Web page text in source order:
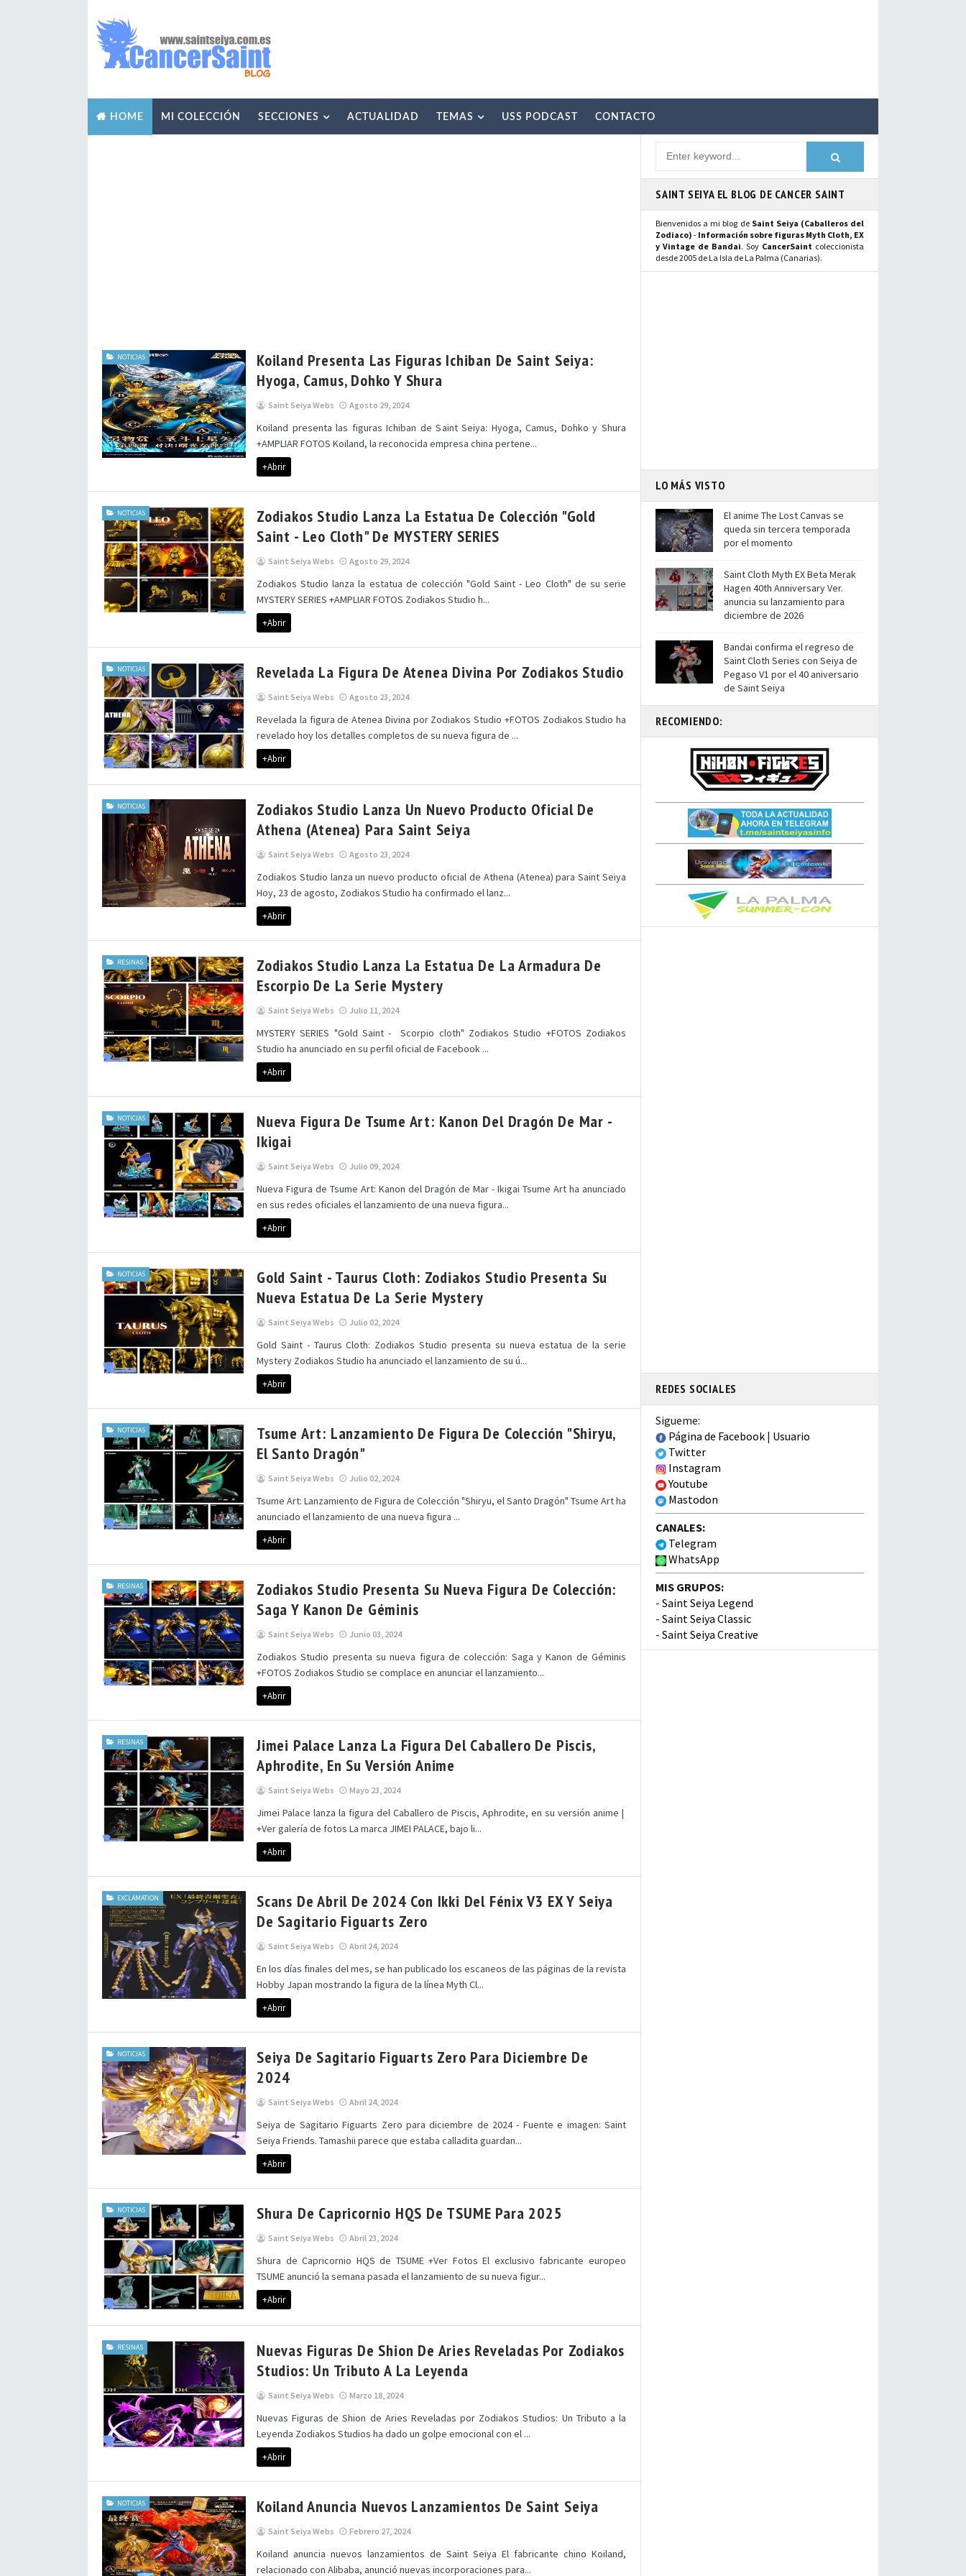
HOME MI COLECCIÓN SECCIONES ACTUALIDAD TEMAS USS PODCAST CONTACTO
NOTICIAS
Koiland Presenta Las Figuras Ichiban De Saint Seiya:
Hyoga, Camus, Dohko Y Shura
Saint Seiya Webs Agosto 29, 2024
Koiland presenta las figuras Ichiban de Saint Seiya: Hyoga, Camus, Dohko y Shura
+AMPLIAR FOTOS Koiland, la reconocida empresa china pertene...
+Abrir
NOTICIAS
Zodiakos Studio Lanza La Estatua De Colección "Gold
Saint - Leo Cloth" De MYSTERY SERIES
Saint Seiya Webs Agosto 29, 2024
Zodiakos Studio lanza la estatua de colección "Gold Saint - Leo Cloth" de su serie
MYSTERY SERIES +AMPLIAR FOTOS Zodiakos Studio h...
+Abrir
NOTICIAS Revelada La Figura De Atenea Divina Por Zodiakos Studio
Saint Seiya Webs Agosto 23, 2024
Revelada la figura de Atenea Divina por Zodiakos Studio +FOTOS Zodiakos Studio ha
revelado hoy los detalles completos de su nueva figura de ...
+Abrir
NOTICIAS
Zodiakos Studio Lanza Un Nuevo Producto Oficial De
Athena (Atenea) Para Saint Seiya
Saint Seiya Webs Agosto 23, 2024
Zodiakos Studio lanza un nuevo producto oficial de Athena (Atenea) para Saint Seiya
Hoy, 23 de agosto, Zodiakos Studio ha confirmado el lanz...
+Abrir
RESINAS
Zodiakos Studio Lanza La Estatua De La Armadura De
Escorpio De La Serie Mystery
Saint Seiya Webs Julio 11, 2024
MYSTERY SERIES "Gold Saint - Scorpio cloth" Zodiakos Studio +FOTOS Zodiakos
Studio ha anunciado en su perfil oficial de Facebook ...
+Abrir
NOTICIAS
Nueva Figura De Tsume Art: Kanon Del Dragón De Mar -
Ikigai
Saint Seiya Webs Julio 09, 2024
Nueva Figura de Tsume Art: Kanon del Dragón de Mar - Ikigai Tsume Art ha anunciado
en sus redes oficiales el lanzamiento de una nueva figura...
+Abrir
NOTICIAS
Gold Saint - Taurus Cloth: Zodiakos Studio Presenta Su
Nueva Estatua De La Serie Mystery
Saint Seiya Webs Julio 02, 2024
Gold Saint - Taurus Cloth: Zodiakos Studio presenta su nueva estatua de la serie
Mystery Zodiakos Studio ha anunciado el lanzamiento de su ú...
+Abrir
NOTICIAS
Tsume Art: Lanzamiento De Figura De Colección "Shiryu,
El Santo Dragón"
Saint Seiya Webs Julio 02, 2024
Tsume Art: Lanzamiento de Figura de Colección "Shiryu, el Santo Dragón" Tsume Art ha
anunciado el lanzamiento de una nueva figura ...
+Abrir
RESINAS
Zodiakos Studio Presenta Su Nueva Figura De Colección:
Saga Y Kanon De Géminis
Saint Seiya Webs Junio 03, 2024
Zodiakos Studio presenta su nueva figura de colección: Saga y Kanon de Géminis
+FOTOS Zodiakos Studio se complace en anunciar el lanzamiento...
+Abrir
RESINAS
Jimei Palace Lanza La Figura Del Caballero De Piscis,
Aphrodite, En Su Versión Anime
Saint Seiya Webs Mayo 23, 2024
Jimei Palace lanza la figura del Caballero de Piscis, Aphrodite, en su versión anime |
+Ver galería de fotos La marca JIMEI PALACE, bajo li...
+Abrir
EXCLAMATION
Scans De Abril De 2024 Con Ikki Del Fénix V3 EX Y Seiya
De Sagitario Figuarts Zero
Saint Seiya Webs Abril 24, 2024
En los días finales del mes, se han publicado los escaneos de las páginas de la revista
Hobby Japan mostrando la figura de la línea Myth Cl...
+Abrir
NOTICIAS
Seiya De Sagitario Figuarts Zero Para Diciembre De
2024
Saint Seiya Webs Abril 24, 2024
Seiya de Sagitario Figuarts Zero para diciembre de 2024 - Fuente e imagen: Saint
Seiya Friends. Tamashii parece que estaba calladita guardan...
+Abrir
NOTICIAS Shura De Capricornio HQS De TSUME Para 2025
Saint Seiya Webs Abril 23, 2024
Shura de Capricornio HQS de TSUME +Ver Fotos El exclusivo fabricante europeo
TSUME anunció la semana pasada el lanzamiento de su nueva figur...
+Abrir
RESINAS
Nuevas Figuras De Shion De Aries Reveladas Por Zodiakos
Studios: Un Tributo A La Leyenda
Saint Seiya Webs Marzo 18, 2024
Nuevas Figuras de Shion de Aries Reveladas por Zodiakos Studios: Un Tributo a la
Leyenda Zodiakos Studios ha dado un golpe emocional con el ...
+Abrir
NOTICIAS Koiland Anuncia Nuevos Lanzamientos De Saint Seiya
Saint Seiya Webs Febrero 27, 2024
Koiland anuncia nuevos lanzamientos de Saint Seiya El fabricante chino Koiland,
relacionado con Alibaba, anunció nuevas incorporaciones para...
SAINT SEIYA EL BLOG DE CANCER SAINT
Bienvenidos a mi blog de Saint Seiya (Caballeros del
Zodiaco) - Información sobre figuras Myth Cloth, EX
y Vintage de Bandai. Soy CancerSaint coleccionista
desde 2005 de La Isla de La Palma (Canarias).
LO MÁS VISTO
El anime The Lost Canvas se
queda sin tercera temporada
por el momento
Saint Cloth Myth EX Beta Merak
Hagen 40th Anniversary Ver.
anuncia su lanzamiento para
diciembre de 2026
Bandai confirma el regreso de
Saint Cloth Series con Seiya de
Pegaso V1 por el 40 aniversario
de Saint Seiya
RECOMIENDO:
REDES SOCIALES
Sigueme:
Página de Facebook | Usuario
Twitter
Instagram
Youtube
Mastodon
CANALES:
Telegram
WhatsApp
MIS GRUPOS:
- Saint Seiya Legend
- Saint Seiya Classic
- Saint Seiya Creative